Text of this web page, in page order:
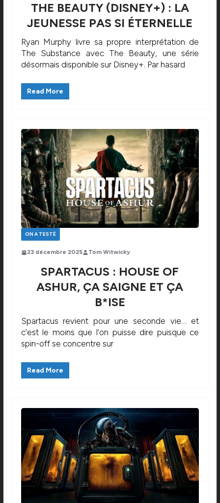
THE BEAUTY (DISNEY+) : LA
JEUNESSE PAS SI ÉTERNELLE
Ryan Murphy livre sa propre interprétation de
The Substance avec The Beauty, une série
désormais disponible sur Disney+. Par hasard
Read More
ON A TESTÉ
23 décembre 2025 Tom Witwicky
SPARTACUS : HOUSE OF
ASHUR, ÇA SAIGNE ET ÇA
B*ISE
Spartacus revient pour une seconde vie… et
c’est le moins que l’on puisse dire puisque ce
spin-off se concentre sur
Read More